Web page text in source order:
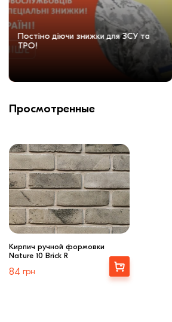
Постіно діючи знижки для ЗСУ та
ТРО!
Просмотренные
Кирпич ручной формовки
Nature 10 Brick R
84 грн
Выбрать